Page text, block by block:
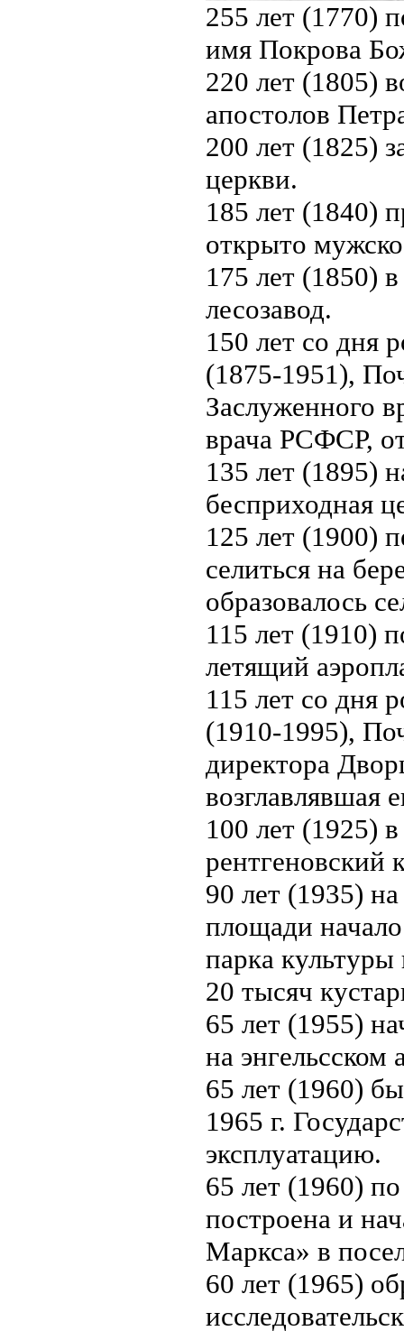
255 лет (1770)
имя Покрова
220 лет (1805)
апостолов
200 лет (1825)
церкви.
185 лет (1840)
открыто
175 лет (1850)
лесозавод.
150 лет со дня
(1875-1951),
Заслуженного
врача РСФСР,
135 лет (1895)
бесприходная
125 лет (1900)
селиться на
образовалось
115 лет (1910)
летящий
115 лет со дня
(1910-1995),
директора
возглавлявшая
100 лет (1925)
рентгеновский
90 лет (1935)
площади
парка
20 тысяч
65 лет (1955)
на энгельсском
65 лет (1960)
1965 г.
эксплуатацию.
65 лет (1960)
построена и
Маркса» в
60 лет (1965)